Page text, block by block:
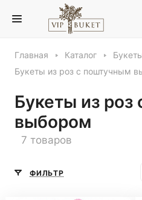
Главная Каталог
Букеты из роз с поштучным
Букеты из
выбором
7 товаров
ФИЛЬТР